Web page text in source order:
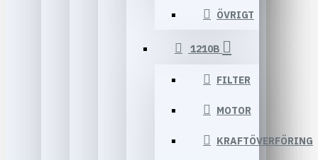
ÖVRIGT
1210B
FILTER
MOTOR
KRAFTÖVERFÖRING